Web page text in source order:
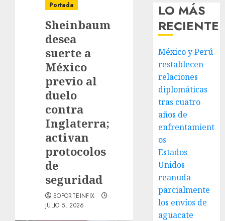
Portada
Sheinbaum
desea
suerte a
México
previo al
duelo
contra
Inglaterra;
activan
protocolos
de
seguridad
SOPORTEINFIX
JULIO 5, 2026
LO MÁS
RECIENTE
México y Perú
restablecen
relaciones
diplomáticas
tras cuatro
años de
enfrentamient
os
Estados
Unidos
reanuda
parcialmente
los envíos de
aguacate